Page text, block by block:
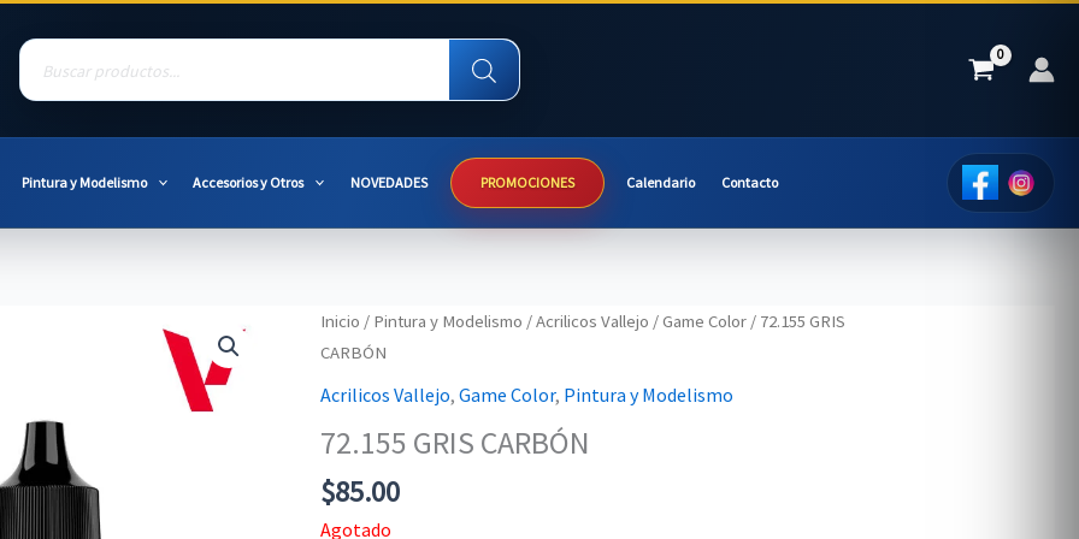
Products
search
Pintura y Modelismo Accesorios y Otros NOVEDADES PROMOCIONES Calendario Contacto
Inicio / Pintura y Modelismo /Acrilicos Vallejo /Game Color/ 72.155 GRIS
CARBÓN
Acrilicos Vallejo, Game Color, Pintura y Modelismo
72.155 GRIS CARBÓN
$85.00
Agotado